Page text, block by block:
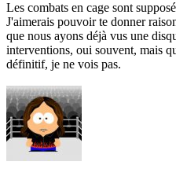
Les combats en cage sont
J'aimerais pouvoir te donner
que nous ayons déjà vus une
interventions, oui souvent, mais
définitif, je ne vois pas.